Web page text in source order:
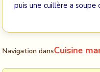
puis une cuillère a
Navigation dansCuisine